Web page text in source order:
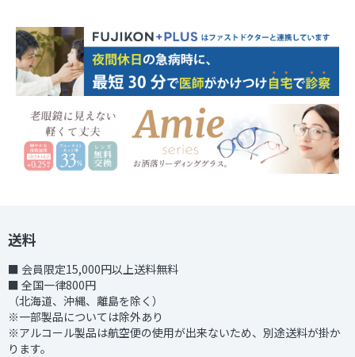
送料
■ 会員限定15,000円以上送料無料
■ 全国一律800円
（北海道、沖縄、離島を除く）
※一部製品については除外あり
※アルコール製品は航空便の使用が出来ないため、別途送料が掛か
ります。